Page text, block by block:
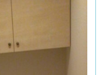
戸棚の扉交換もして